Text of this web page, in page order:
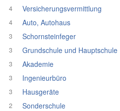
4 Versicherungsvermittlung
4 Auto, Autohaus
3 Schornsteinfeger
3 Grundschule und Hauptschule
3 Akademie
3 Ingenieurbüro
3 Hausgeräte
2 Sonderschule